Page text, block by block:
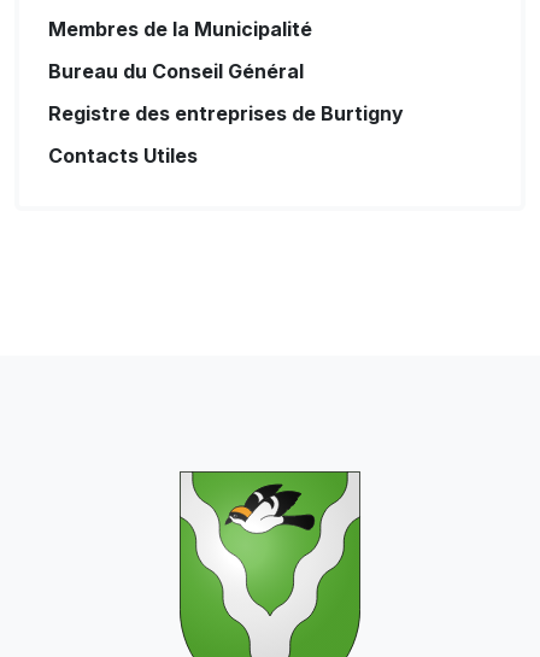
Membres de la Municipalité
Bureau du Conseil Général
Registre des entreprises de Burtigny
Contacts Utiles